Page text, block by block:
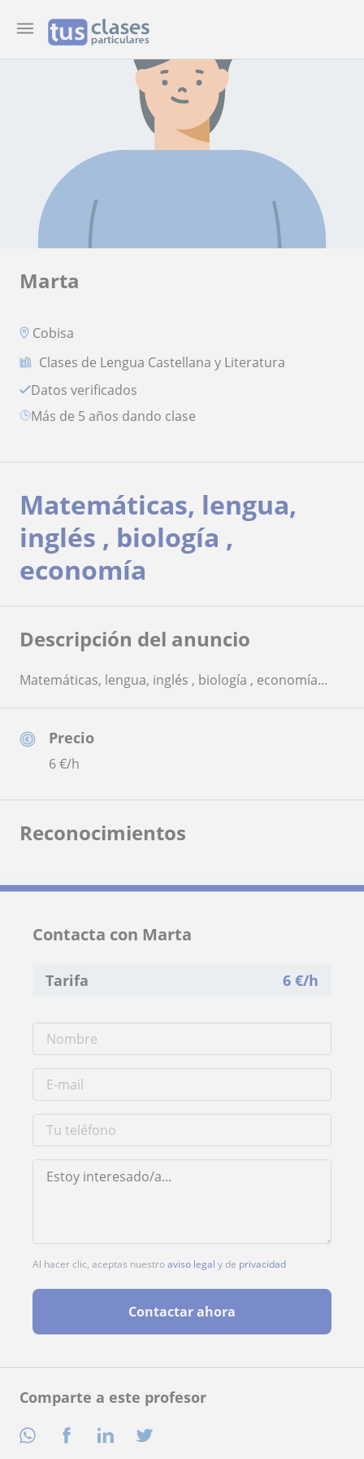
Marta
Cobisa
Clases de Lengua Castellana y Literatura
Datos verificados
más de 5 años dando clase
Comparte a este profesor
Precio
6€/h
Matemáticas, lengua,
inglés , biología ,
economía
Descripción del anuncio
Matemáticas, lengua, inglés , biología , economía...
Reconocimientos
Contacta con Marta
Tarifa 6 €/h
Al hacer clic, aceptas nuestroaviso legal y de privacidad
Contactar ahora